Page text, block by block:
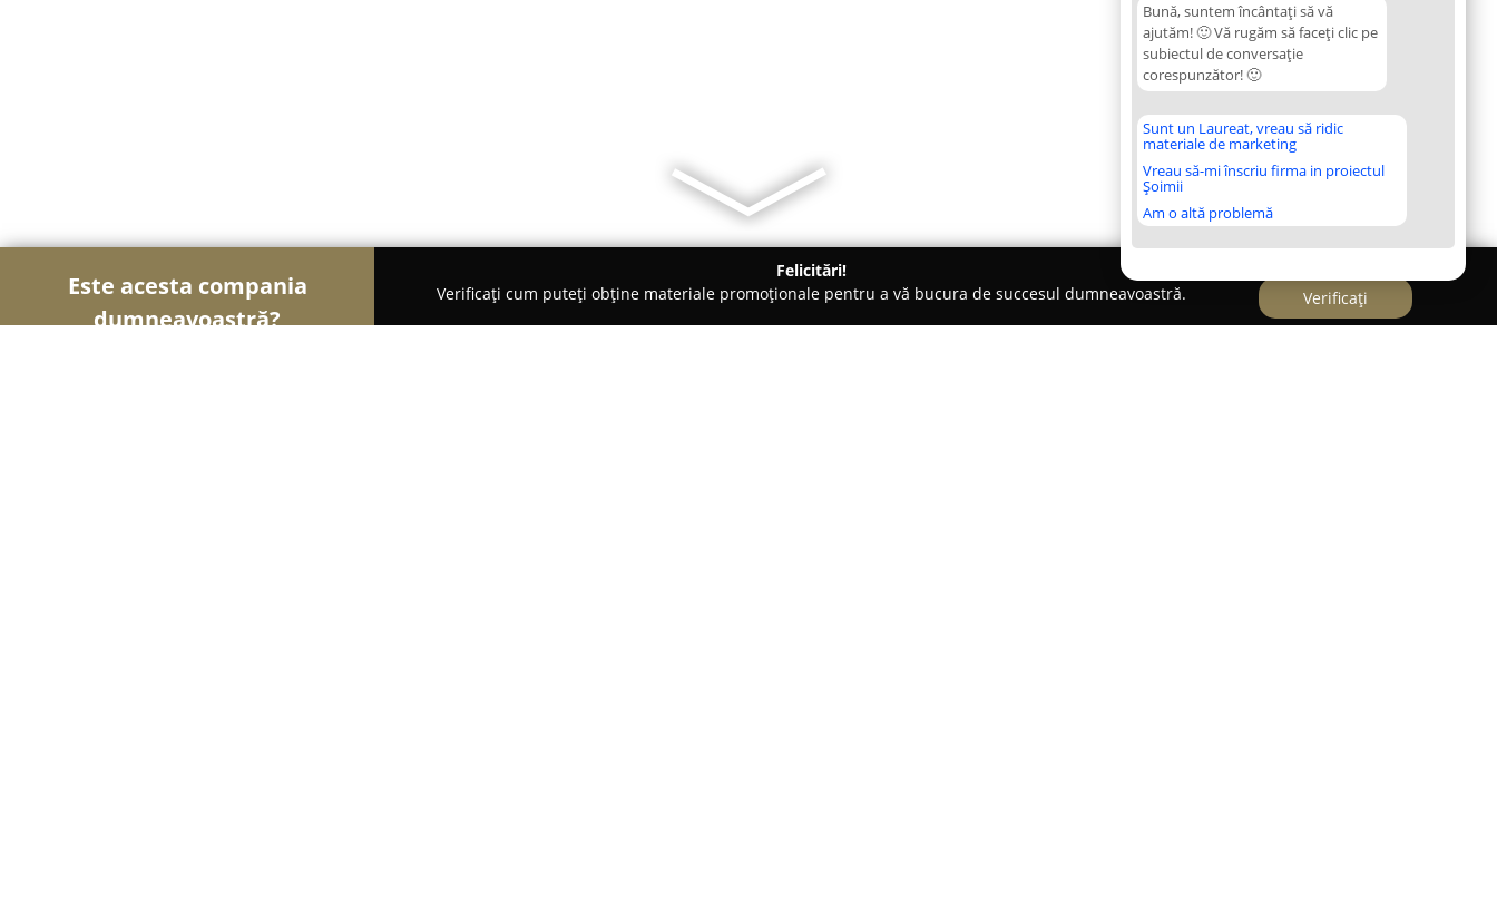
Bună, suntem încântați să vă
ajutăm! 🙂 Vă rugăm să faceți clic pe
subiectul de conversație
corespunzător! 🙂
Sunt un Laureat, vreau să ridic
materiale de marketing
Vreau să-mi înscriu firma in proiectul
Șoimii
Am o altă problemă
Este acesta compania
dumneavoastră?
Felicitări!
Verificați cum puteți obține materiale promoționale pentru a vă bucura de succesul dumneavoastră.
Verificați